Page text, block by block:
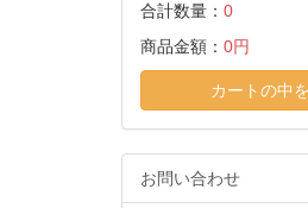
合計数量： 0
商品金額： 0円
カートの中
お問い合わせ